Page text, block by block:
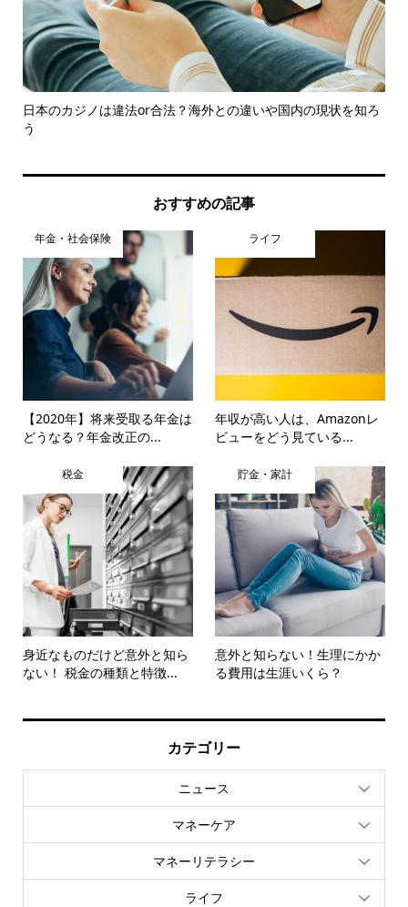
日本のカジノは違法or合法？海外との違いや国内の現状を知ろ
う
おすすめの記事
年金・社会保険
【2020年】将来受取る年金は
どうなる？年金改正の...
ライフ
年収が高い人は、Amazonレ
ビューをどう見ている...
税金
身近なものだけど意外と知ら
ない！ 税金の種類と特徴...
貯金・家計
意外と知らない！生理にかか
る費用は生涯いくら？
カテゴリー
ニュース
マネーケア
マネーリテラシー
ライフ